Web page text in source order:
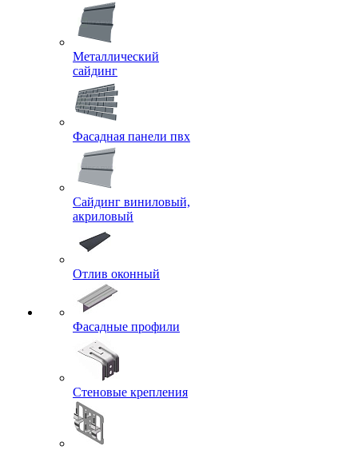
Металлический
сайдинг
Фасадная панели пвх
Сайдинг виниловый,
акриловый
Отлив оконный
Фасадные профили
Стеновые крепления